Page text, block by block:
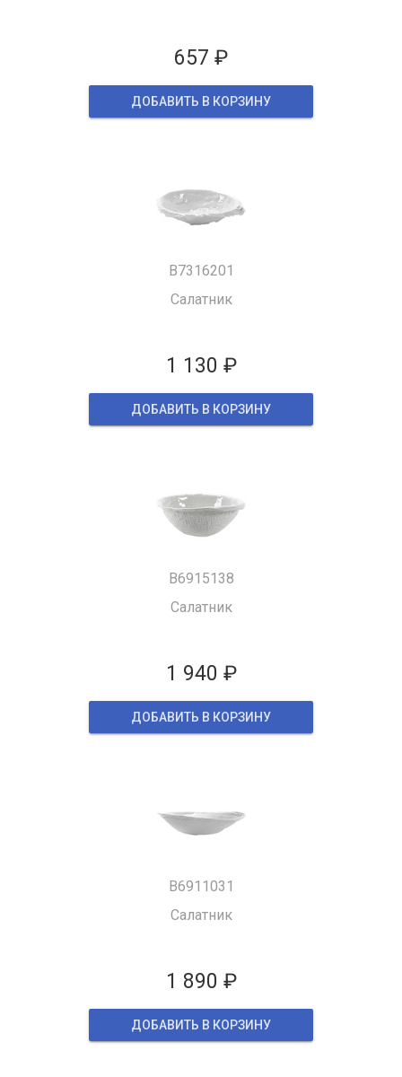
657 ₽
ДОБАВИТЬ В КОРЗИНУ
B7316201
Салатник
1 130 ₽
ДОБАВИТЬ В КОРЗИНУ
B6915138
Салатник
1 940 ₽
ДОБАВИТЬ В КОРЗИНУ
B6911031
Салатник
1 890 ₽
ДОБАВИТЬ В КОРЗИНУ